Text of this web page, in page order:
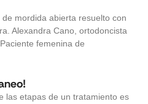
mordida abierta resuelto con
Alexandra Cano, ortodoncista
femenina de
las etapas de un tratamiento es